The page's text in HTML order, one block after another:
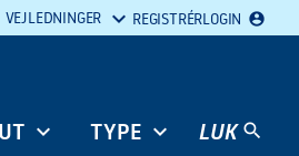
VEJLEDNINGER REGISTRÉRLOGIN account_circle
TYPE search
LUK